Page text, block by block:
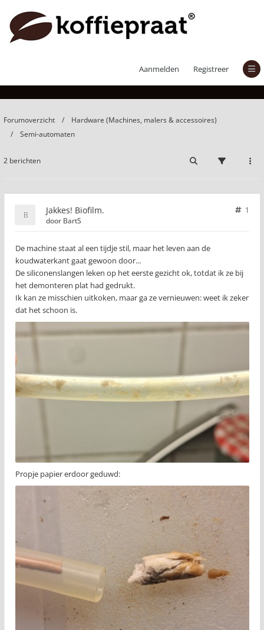
Aanmelden Registreer
Forumoverzicht
Hardware (Machines, malers & accessoires)
Semi-automaten
2 berichten
Jakkes! Biofilm.
1
door BartS
De machine staat al een tijdje stil, maar het leven aan de
koudwaterkant gaat gewoon door...
De siliconenslangen leken op het eerste gezicht ok, totdat ik ze bij
het demonteren plat had gedrukt.
Ik kan ze misschien uitkoken, maar ga ze vernieuwen: weet ik zeker
dat het schoon is.
Propje papier erdoor geduwd: